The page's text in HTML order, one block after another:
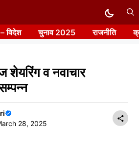
विदेश चुनाव 2025 राजनीति
शेयरिंग व नवाचार
28, 2025